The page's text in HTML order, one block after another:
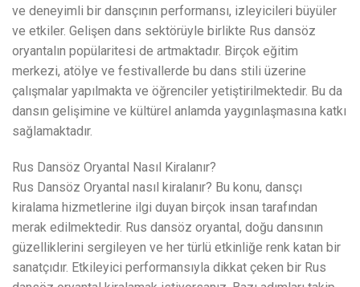
ve deneyimli bir dansçının performansı, izleyicileri büyüler
ve etkiler. Gelişen dans sektörüyle birlikte Rus dansöz
oryantalın popülaritesi de artmaktadır. Birçok eğitim
merkezi, atölye ve festivallerde bu dans stili üzerine
çalışmalar yapılmakta ve öğrenciler yetiştirilmektedir. Bu da
dansın gelişimine ve kültürel anlamda yaygınlaşmasına katkı
sağlamaktadır.
Rus Dansöz Oryantal Nasıl Kiralanır?
Rus Dansöz Oryantal nasıl kiralanır? Bu konu, dansçı
kiralama hizmetlerine ilgi duyan birçok insan tarafından
merak edilmektedir. Rus dansöz oryantal, doğu dansının
güzelliklerini sergileyen ve her türlü etkinliğe renk katan bir
sanatçıdır. Etkileyici performansıyla dikkat çeken bir Rus